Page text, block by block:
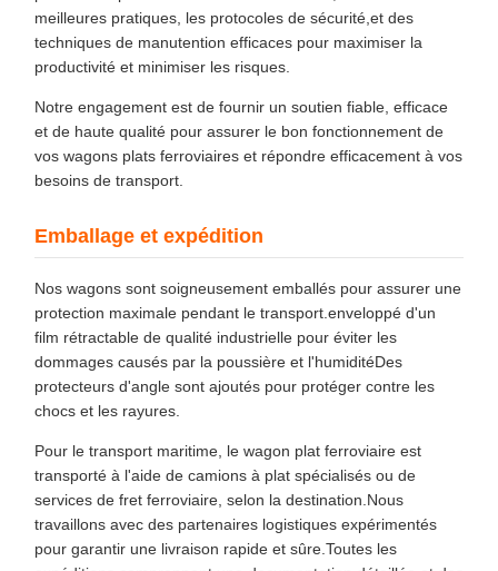
meilleures pratiques, les protocoles de sécurité,et des
techniques de manutention efficaces pour maximiser la
productivité et minimiser les risques.
Notre engagement est de fournir un soutien fiable, efficace
et de haute qualité pour assurer le bon fonctionnement de
vos wagons plats ferroviaires et répondre efficacement à vos
besoins de transport.
Emballage et expédition
Nos wagons sont soigneusement emballés pour assurer une
protection maximale pendant le transport.enveloppé d'un
film rétractable de qualité industrielle pour éviter les
dommages causés par la poussière et l'humiditéDes
protecteurs d'angle sont ajoutés pour protéger contre les
chocs et les rayures.
Pour le transport maritime, le wagon plat ferroviaire est
transporté à l'aide de camions à plat spécialisés ou de
services de fret ferroviaire, selon la destination.Nous
travaillons avec des partenaires logistiques expérimentés
pour garantir une livraison rapide et sûre.Toutes les